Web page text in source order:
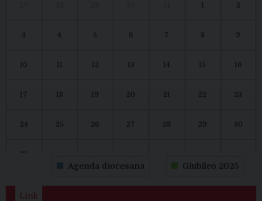
2
3 4 5 6 7 8 9
10 12 13 14 15 16
17 18 19 20 21 22 23
24 25 26 27 28 29 30
31
Agenda diocesana Giubileo 2025
Link